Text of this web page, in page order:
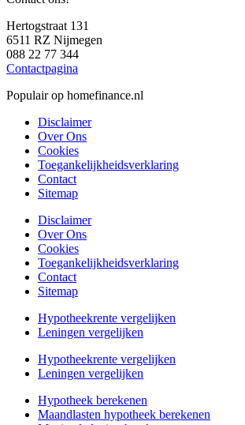
Hertogstraat 131
6511 RZ Nijmegen
088 22 77 344
Contactpagina
Populair op homefinance.nl
Disclaimer
Over Ons
Cookies
Toegankelijkheidsverklaring
Contact
Sitemap
Disclaimer
Over Ons
Cookies
Toegankelijkheidsverklaring
Contact
Sitemap
Hypotheekrente vergelijken
Leningen vergelijken
Hypotheekrente vergelijken
Leningen vergelijken
Hypotheek berekenen
Maandlasten hypotheek berekenen